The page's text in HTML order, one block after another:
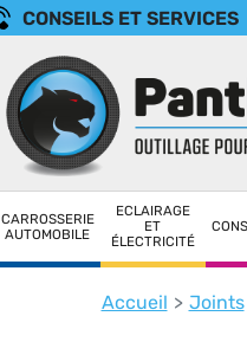
CONSEILS ET SERVICES
CARROSSERIE
AUTOMOBILE
ECLAIRAGE
ET
ÉLECTRICITÉ
Accueil Joints